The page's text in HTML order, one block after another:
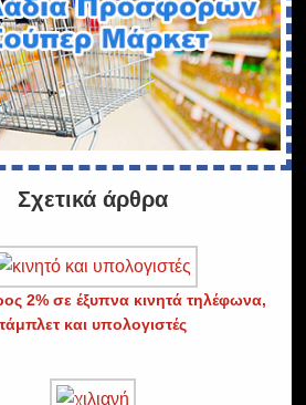
Σχετικά άρθρα
2% σε έξυπνα κινητά τηλέφωνα,
τάμπλετ και υπολογιστές